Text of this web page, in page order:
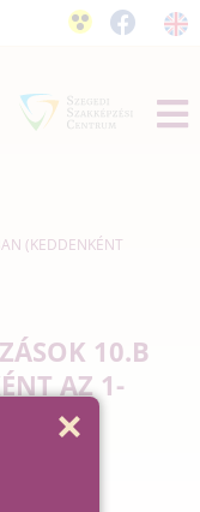
(KEDDENKÉNT
10.B
AZ 1-